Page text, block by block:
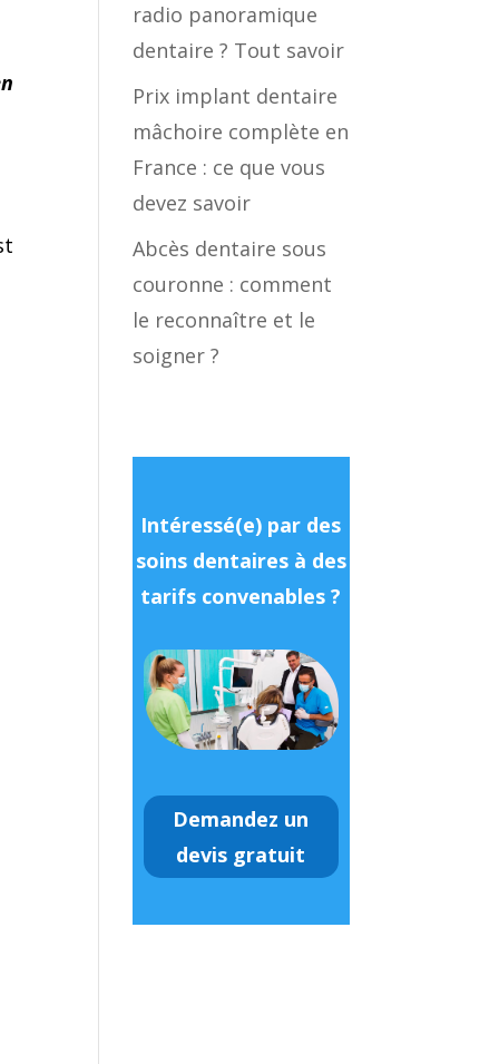
radio panoramique
dentaire ? Tout savoir
Prix implant dentaire
mâchoire complète en
France : ce que vous
devez savoir
Abcès dentaire sous
couronne : comment
le reconnaître et le
soigner ?
Intéressé(e) par des
soins dentaires à des
tarifs convenables ?
Demandez un
devis gratuit